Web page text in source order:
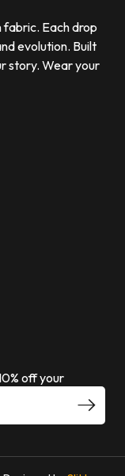
fabric. Each drop
evolution. Built
story. Wear your
off your